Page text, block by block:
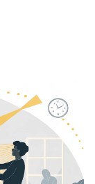
出高轉換銷售